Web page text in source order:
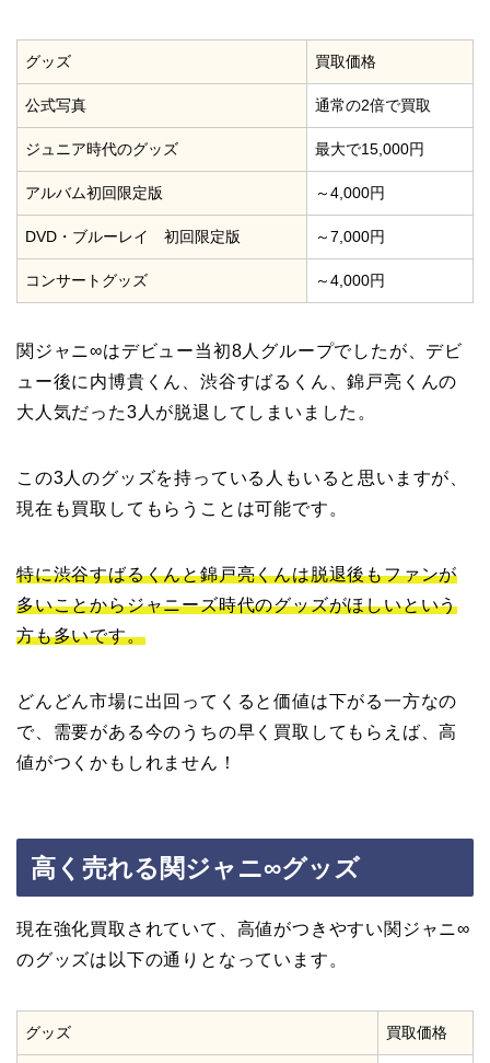
グッズ 買取価格
公式写真 通常の2倍で買取
ジュニア時代のグッズ 最大で15,000円
アルバム初回限定版 ～4,000円
DVD・ブルーレイ 初回限定版 ～7,000円
コンサートグッズ ～4,000円
関ジャニ∞はデビュー当初8人グループでしたが、デビ
ュー後に内博貴くん、渋谷すばるくん、錦戸亮くんの
大人気だった3人が脱退してしまいました。
この3人のグッズを持っている人もいると思いますが、
現在も買取してもらうことは可能です。
特に渋谷すばるくんと錦戸亮くんは脱退後もファンが
多いことからジャニーズ時代のグッズがほしいという
方も多いです。
どんどん市場に出回ってくると価値は下がる一方なの
で、需要がある今のうちの早く買取してもらえば、高
値がつくかもしれません！
高く売れる関ジャニ∞グッズ
現在強化買取されていて、高値がつきやすい関ジャニ∞
のグッズは以下の通りとなっています。
グッズ 買取価格